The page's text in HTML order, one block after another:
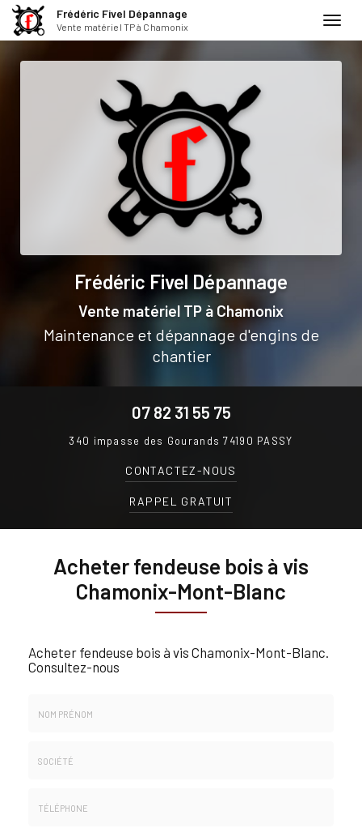
Frédéric Fivel Dépannage
Vente matériel TP à Chamonix
Frédéric Fivel Dépannage
Vente matériel TP à Chamonix
Maintenance et dépannage d'engins de
chantier
07 82 31 55 75
340 impasse des Gourands74190 PASSY
CONTACTEZ-NOUS
RAPPEL GRATUIT
Acheter fendeuse bois à vis
Chamonix-Mont-Blanc
Acheter fendeuse bois à vis Chamonix-Mont-Blanc.
Consultez-nous